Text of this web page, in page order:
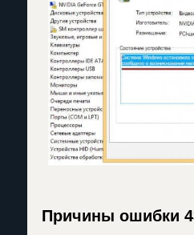
Причины ошибки